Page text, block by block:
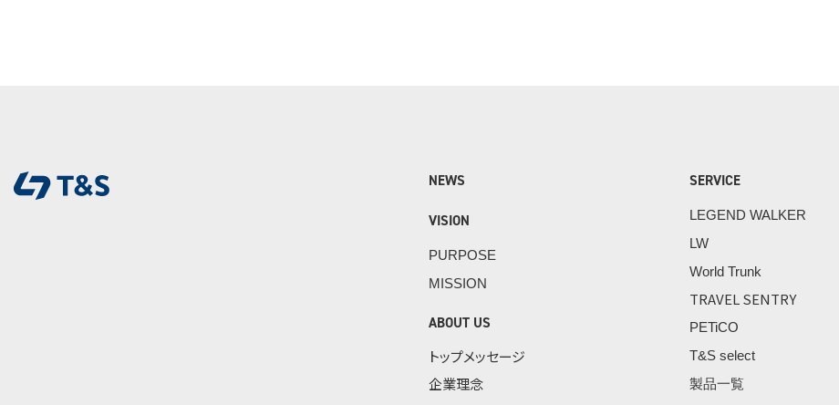
NEWS
VISION
PURPOSE
MISSION
ABOUT US
トップメッセージ
企業理念
SERVICE
LEGEND WALKER
LW
World Trunk
TRAVEL SENTRY
PETiCO
T&S select
製品一覧